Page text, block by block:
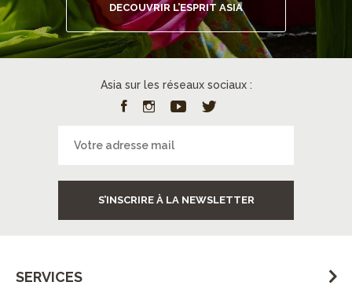
DECOUVRIR L’ESPRIT ASIA
Asia sur les réseaux sociaux :
S’INSCRIRE À LA NEWSLETTER
SERVICES